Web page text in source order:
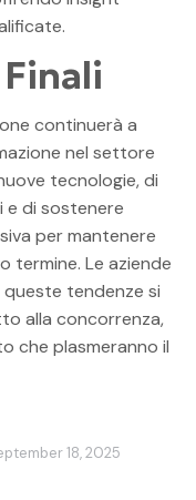
continuerà a
nel settore
tecnologie, di
e di sostenere
per mantenere
termine. Le aziende
tendenze si
alla concorrenza,
che plasmeranno il
18, 2025